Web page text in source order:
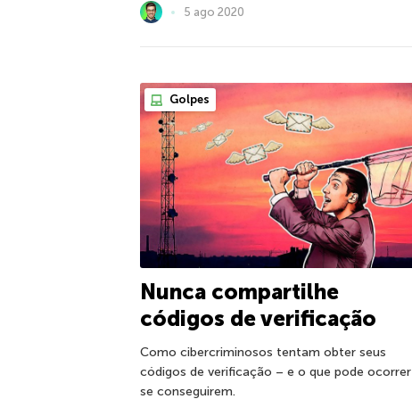
5 ago 2020
Golpes
Nunca compartilhe
códigos de verificação
Como cibercriminosos tentam obter seus
códigos de verificação – e o que pode ocorrer
se conseguirem.